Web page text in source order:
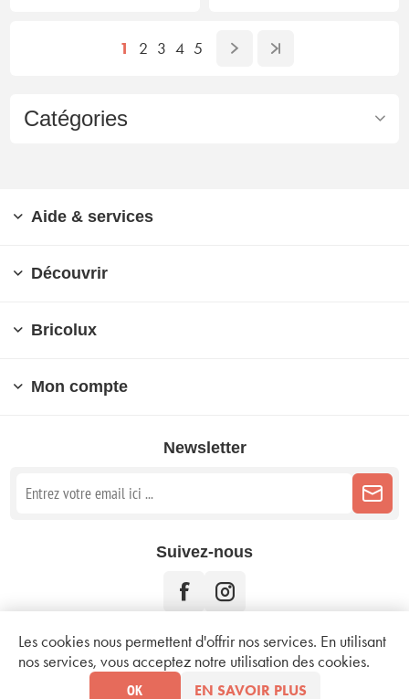
Catégories
1 2 3 4 5
Aide & services
Découvrir
Bricolux
Mon compte
Newsletter
Suivez-nous
Copyright © 2026 Bricolux. Tous droits réservés.
Les cookies nous permettent d'offrir nos services. En utilisant
nos services, vous acceptez notre utilisation des cookies.
OK EN SAVOIR PLUS